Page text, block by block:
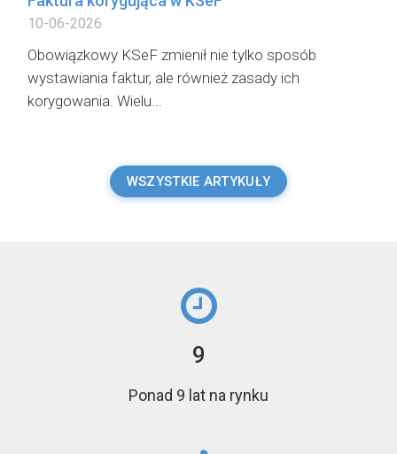
10-06-2026
Obowiązkowy KSeF zmienił nie tylko sposób
wystawiania faktur, ale również zasady ich
korygowania. Wielu...
WSZYSTKIE ARTYKUŁY
9
Ponad 9 lat na rynku